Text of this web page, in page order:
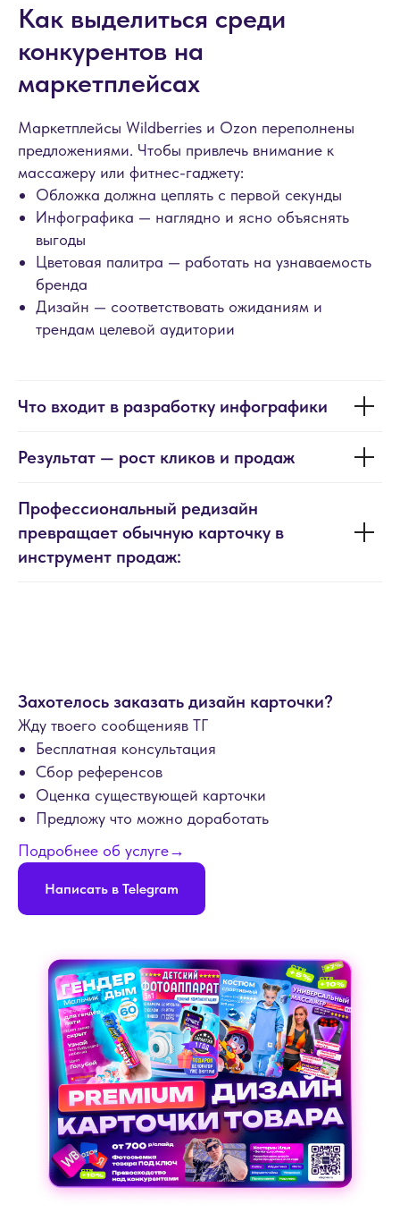
Как выделиться среди
конкурентов на
маркетплейсах
Маркетплейсы Wildberries и Ozon переполнены
предложениями. Чтобы привлечь внимание к
массажеру или фитнес-гаджету:
Обложка должна цеплять с первой секунды
Инфографика — наглядно и ясно объяснять
выгоды
Цветовая палитра — работать на узнаваемость
бренда
Дизайн — соответствовать ожиданиям и
трендам целевой аудитории
Что входит в разработку инфографики
Результат — рост кликов и продаж
Профессиональный редизайн
превращает обычную карточку в
инструмент продаж:
Захотелось заказать дизайн карточки?
Жду твоего сообщенияв ТГ
Бесплатная консультация
Сбор референсов
Оценка существующей карточки
Предложу что можно доработать
Подробнее об услуге→
Написать в Telegram